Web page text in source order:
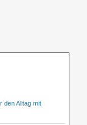
den Alltag mit